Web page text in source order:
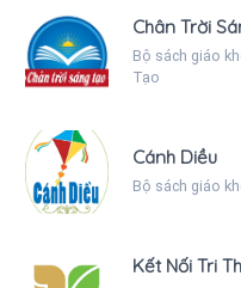
Chân Trời
Bộ sách giáo
Tạo
Cánh Diều
Bộ sách giáo
Kết Nối Tri